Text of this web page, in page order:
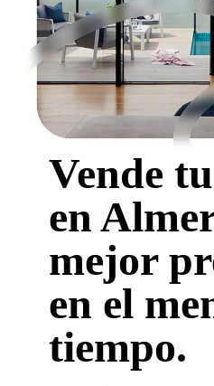
Vende
en
mejor
en el
tiempo.